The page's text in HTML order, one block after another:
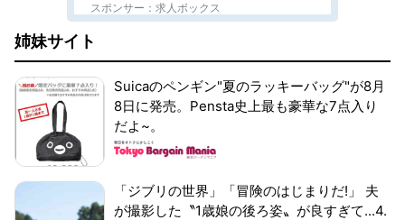
スポンサー：求人ボックス
姉妹サイト
Suicaのペンギン"夏のラッキーバッグ"が8月
8日に発売。Pensta史上最も豪華な7点入り
だよ~。
「ジブリの世界」「冒険のはじまりだ!」 夫
が撮影した〝1歳娘の後ろ姿〟が良すぎて...4.